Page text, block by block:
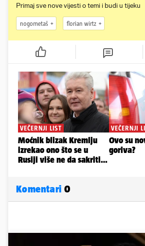
Primaj sve nove vijesti o temi i budi u tijeku
nogometaš florian wirtz
Komentari 0